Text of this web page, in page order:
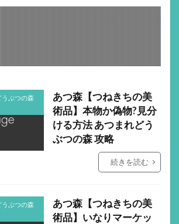
うぶつの森
あつ森【つねきちの美
術品】本物か偽物?見分
ける方法 あつまれどう
ぶつの森 攻略
続きを読む
うぶつの森
あつ森【つねきちの美
術品】いなりマーケッ